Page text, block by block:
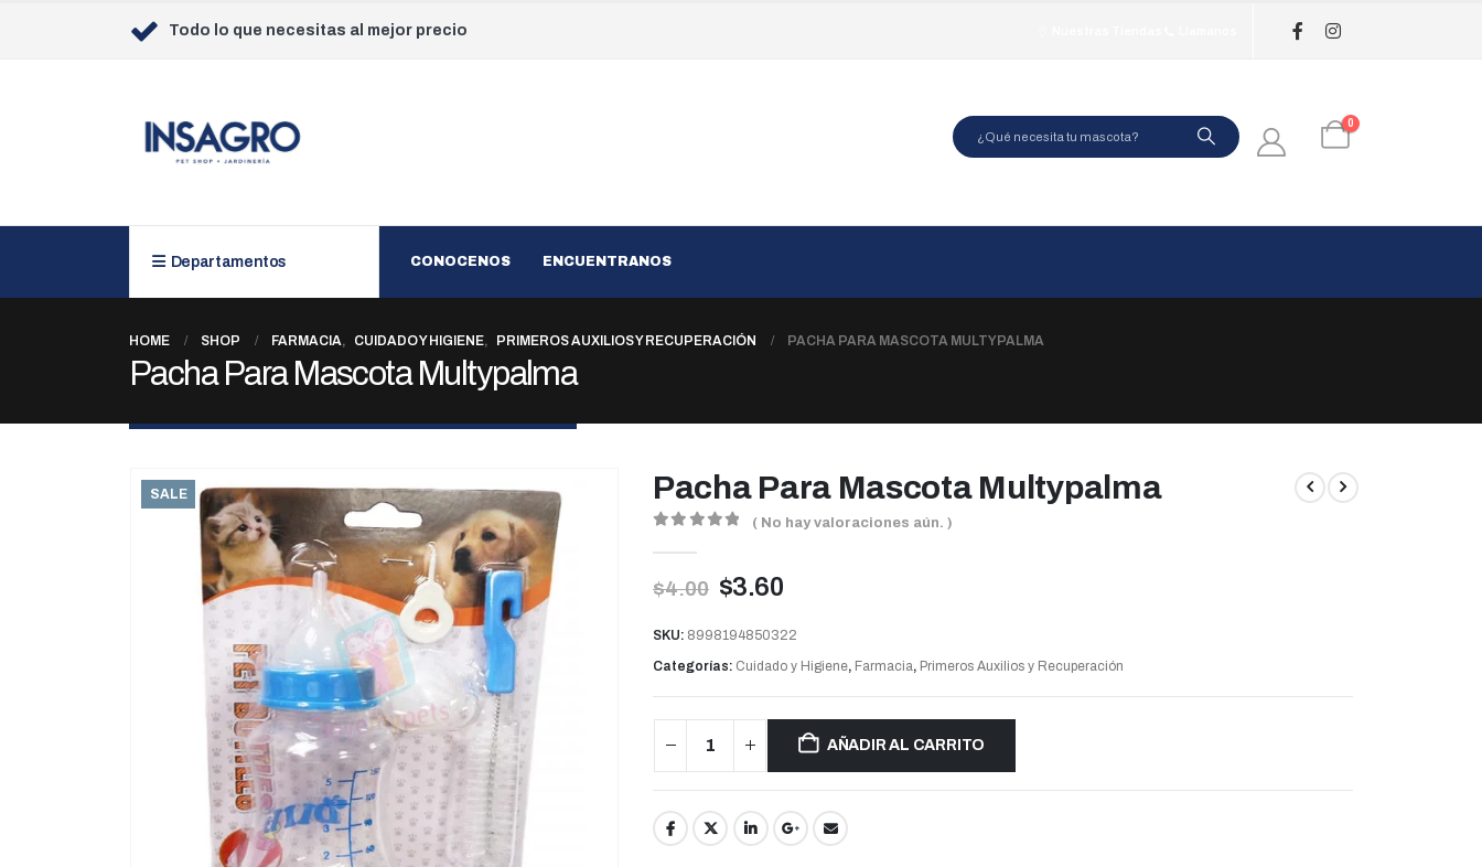
Todo lo que necesitas al mejor precio
0
Departamentos CONOCENOS ENCUENTRANOS
HOME SHOP FARMACIA, CUIDADO Y HIGIENE, PRIMEROS AUXILIOS Y RECUPERACIÓN PACHA PARA MASCOTA MULTYPALMA
Pacha Para Mascota Multypalma
SALE Pacha Para Mascota Multypalma
( No hay valoraciones aún. )
$4.00 $3.60
SKU: 8998194850322
Categorías: Cuidado y Higiene, Farmacia, Primeros Auxilios y Recuperación
AÑADIR AL CARRITO